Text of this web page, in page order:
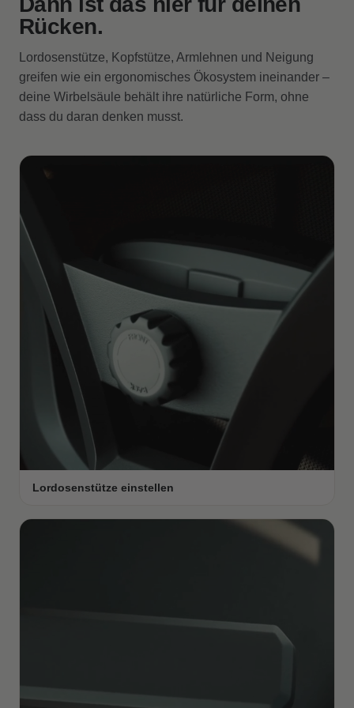
Rücken.
Lordosenstütze, Kopfstütze, Armlehnen und Neigung
greifen wie ein ergonomisches Ökosystem ineinander –
deine Wirbelsäule behält ihre natürliche Form, ohne
dass du daran denken musst.
Lordosenstütze einstellen